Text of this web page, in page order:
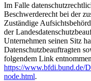
Im Falle
Beschwerderecht bei der
Zuständige
der
Unternehmen seinen Sitz
Datenschutzbeauftragten
folgendem Link
https://www.bfdi.bund.de/
node.html.